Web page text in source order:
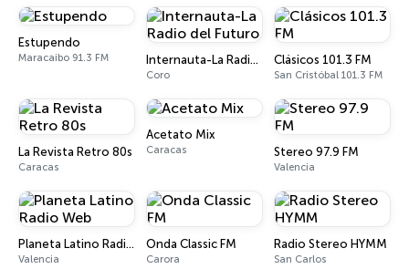
Estupendo
Maracaibo 91.3 FM Internauta-La Radio del Futuro
Coro
Clásicos 101.3 FM
San Cristóbal 101.3 FM
La Revista Retro 80s
Caracas
Acetato Mix
Caracas Stereo 97.9 FM
Valencia
Planeta Latino Radio Web
Valencia
Onda Classic FM
Carora
Radio Stereo HYMM
San Carlos